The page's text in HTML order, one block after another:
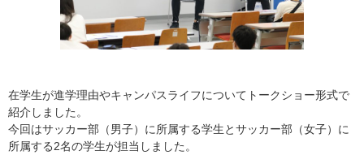
在学生が進学理由やキャンパスライフについてトークショー形式で
紹介しました。
今回はサッカー部（男子）に所属する学生とサッカー部（女子）に
所属する2名の学生が担当しました。